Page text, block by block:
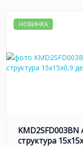
НОВИНКА
структура